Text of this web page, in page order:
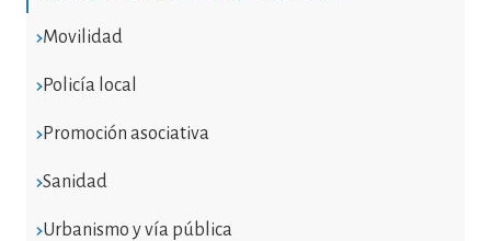
Movilidad
Policía local
Promoción asociativa
Sanidad
Urbanismo y vía pública